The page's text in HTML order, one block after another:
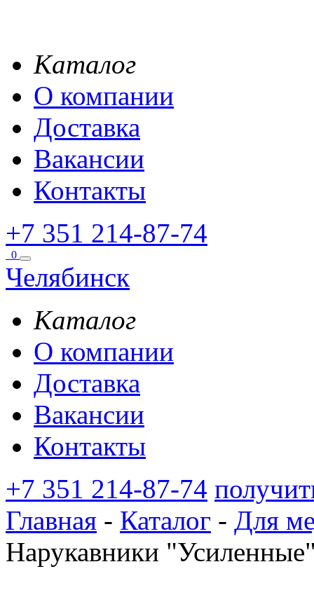
Каталог
О компании
Доставка
Вакансии
Контакты
+7 351 214-87-74
0
Челябинск
Каталог
О компании
Доставка
Вакансии
Контакты
+7 351 214-87-74
Главная - Каталог - Для
Нарукавники